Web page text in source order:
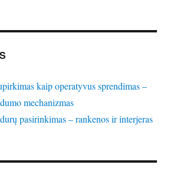
kaip operatyvus sprendimas –
mechanizmas
pasirinkimas – rankenos ir interjeras